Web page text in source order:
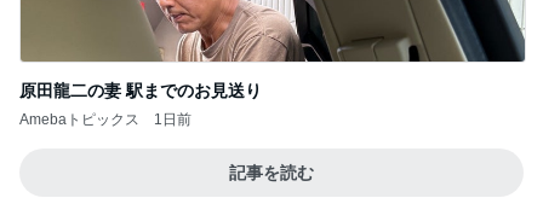
原田龍二の妻 駅までのお見送り
Amebaトピックス 1日前
記事を読む